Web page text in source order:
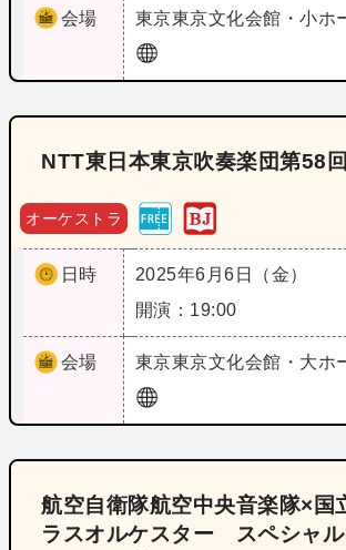
会場 東京東京文化会館・小ホ
NTT東日本東京吹奏楽団第58
オーケストラ
日時
2025年6月6日（金）
開演：19:00
会場 東京東京文化会館・大ホ
航空自衛隊航空中央音楽隊×国
ラスオルケスター スペシャル